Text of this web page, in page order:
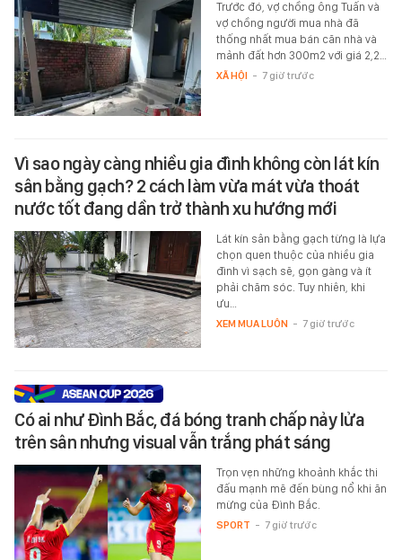
Trước đó, vợ chồng ông Tuấn và
vợ chồng người mua nhà đã
thống nhất mua bán căn nhà và
mảnh đất hơn 300m2 với giá 2,2…
XÃ HỘI - 7 giờ trước
Vì sao ngày càng nhiều gia đình không còn lát kín
sân bằng gạch? 2 cách làm vừa mát vừa thoát
nước tốt đang dần trở thành xu hướng mới
Lát kín sân bằng gạch từng là lựa
chọn quen thuộc của nhiều gia
đình vì sạch sẽ, gọn gàng và ít
phải chăm sóc. Tuy nhiên, khi
ưu…
XEM MUA LUÔN - 7 giờ trước
Có ai như Đình Bắc, đá bóng tranh chấp nảy lửa
trên sân nhưng visual vẫn trắng phát sáng
Trọn vẹn những khoảnh khắc thi
đấu mạnh mẽ đến bùng nổ khi ăn
mừng của Đình Bắc.
SPORT - 7 giờ trước